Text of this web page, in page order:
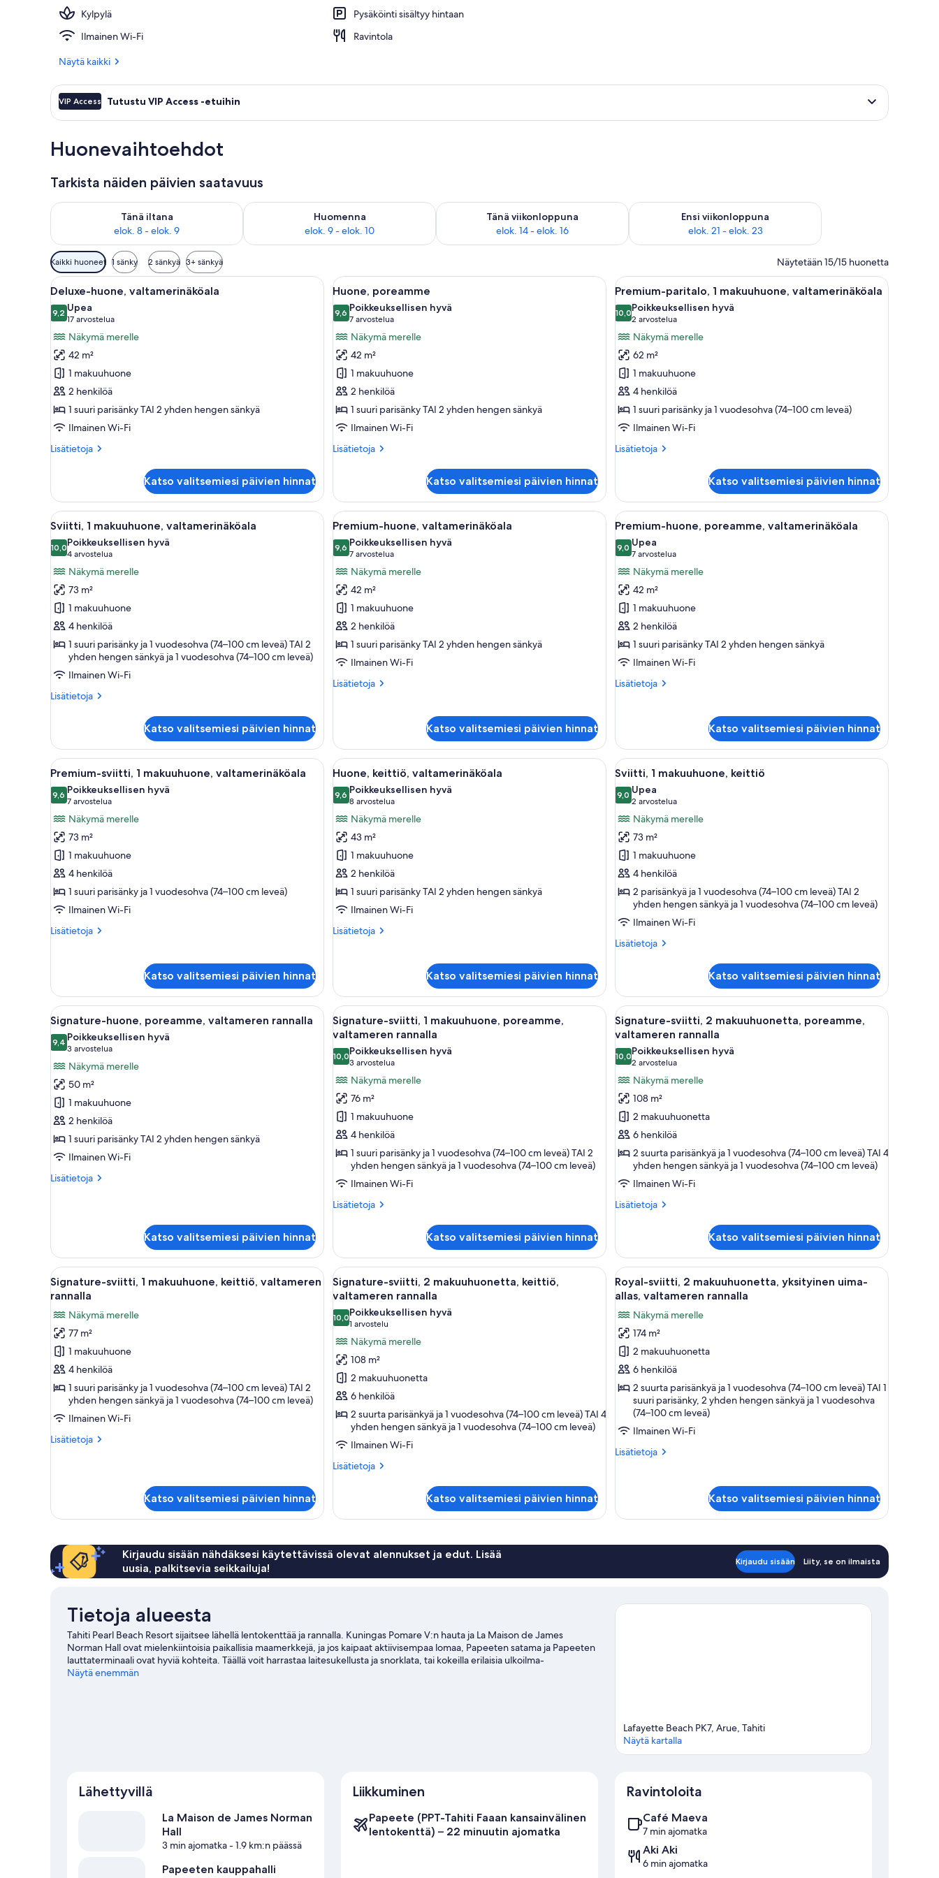
Kylpylä
Pysäköinti sisältyy hintaan
Ilmainen Wi-Fi
Ravintola
Näytä kaikki
VIP Access Tutustu VIP Access -etuihin
Huonevaihtoehdot
Tarkista näiden päivien saatavuus
Tänä iltana
elok. 8 - elok. 9
Tarkista tämän illan saatavuus elok. 8 - elok. 9
Huomenna
elok. 9 - elok. 10
Tarkista huomisen saatavuus elok. 9 - elok. 10
Tänä viikonloppuna
elok. 14 - elok. 16
Tarkista tämän viikonlopun saatavuus elok. 14 - elok. 16
Ensi viikonloppuna
elok. 21 - elok. 23
Tarkista ensi viikonlopun saatavuus elok. 21 - elok. 23
Huoneille
saatavilla
olevia
suodattimia
Kaikki huoneet 1 sänky 2 sänkyä 3+ sänkyä Näytetään 15/15 huonetta
Avaa
kaikki
huonetyypin
Deluxe-
huone,
valtamerinäköala
kuvat
Hotellihuone, jossa on sänky, työpöytä, tuoli ja parveke, jolta on näkymä rannalle ja merelle.
5
Deluxe-huone, valtamerinäköala
9,29,2 kautta 10
Upea
17 arvostelua
(17
arvostelua)
Näkymä merelle
42 m²
1 makuuhuone
2 henkilöä
1 suuri parisänky TAI 2 yhden hengen sänkyä
Ilmainen Wi-Fi
Lisätietoja
Lisätietoja
valtamerinäköala
Katso valitsemiesi päivien hinnat
Avaa
kaikki
huonetyypin
Huone,
poreamme
kuvat
Hotellihuone, jossa on sänky, työpöytä, televisio, kylpyhuone ja parveke, jolta on näkymä.
7
Huone, poreamme
9,69,6 kautta 10
Poikkeuksellisen hyvä
7 arvostelua
(7
arvostelua)
Näkymä merelle
42 m²
1 makuuhuone
2 henkilöä
1 suuri parisänky TAI 2 yhden hengen sänkyä
Ilmainen Wi-Fi
Lisätietoja
Lisätietoja
Katso valitsemiesi päivien hinnat
Avaa
kaikki
huonetyypin
Premium-
paritalo,
1
makuuhuone,
valtamerinäköala
kuvat
Premium-paritalo, 1 makuuhuone,
6
Premium-paritalo, 1 makuuhuone, valtamerinäköala
10,010,0 kautta 10
Poikkeuksellisen hyvä
2 arvostelua
(2
arvostelua)
Näkymä merelle
62 m²
1 makuuhuone
4 henkilöä
1 suuri parisänky ja 1 vuodesohva (74–100 cm leveä)
Ilmainen Wi-Fi
Lisätietoja
Lisätietoja
1
makuuhuone,
valtamerinäköala
Katso valitsemiesi päivien hinnat
Avaa
kaikki
huonetyypin
Sviitti,
1
makuuhuone,
valtamerinäköala
kuvat
Hotellihuone, jossa on suuri sänky, kaksi yöpöytää, ikkuna verhoilla ja seinälle kiinnitetty valokuvakehys.
7
Sviitti, 1 makuuhuone, valtamerinäköala
10,010,0 kautta 10
Poikkeuksellisen hyvä
4 arvostelua
(4
arvostelua)
Näkymä merelle
73 m²
1 makuuhuone
4 henkilöä
1 suuri parisänky ja 1 vuodesohva (74–100 cm leveä) TAI 2
yhden hengen sänkyä ja 1 vuodesohva (74–100 cm leveä)
Ilmainen Wi-Fi
Lisätietoja
Lisätietoja
makuuhuone,
valtamerinäköala
Katso valitsemiesi päivien hinnat
Avaa
kaikki
huonetyypin
Premium-
huone,
valtamerinäköala
kuvat
Hotellihuone, jossa on sänky, työpöytä, tuoli ja parveke, jolta on näkymä rannalle ja merelle.
5
Premium-huone, valtamerinäköala
9,69,6 kautta 10
Poikkeuksellisen hyvä
7 arvostelua
(7
arvostelua)
Näkymä merelle
42 m²
1 makuuhuone
2 henkilöä
1 suuri parisänky TAI 2 yhden hengen sänkyä
Ilmainen Wi-Fi
Lisätietoja
Lisätietoja
Katso valitsemiesi päivien hinnat
Avaa
kaikki
huonetyypin
Premium-
huone,
poreamme,
valtamerinäköala
kuvat
Moderni kylpyhuone, jossa on erillinen
6
Premium-huone, poreamme, valtamerinäköala
9,09,0 kautta 10
Upea
7 arvostelua
(7
arvostelua)
Näkymä merelle
42 m²
1 makuuhuone
2 henkilöä
1 suuri parisänky TAI 2 yhden hengen sänkyä
Ilmainen Wi-Fi
Lisätietoja
Lisätietoja
valtamerinäköala
Katso valitsemiesi päivien hinnat
Avaa
kaikki
huonetyypin
Premium-
sviitti,
1
makuuhuone,
valtamerinäköala
kuvat
Hotellihuone, jossa on sänky, puupaneeliin asennettu televisio, peili, tuoli ja kylpyhuone, joka näkyy avoimen oven läpi.
7
Premium-sviitti, 1 makuuhuone, valtamerinäköala
9,69,6 kautta 10
Poikkeuksellisen hyvä
7 arvostelua
(7
arvostelua)
Näkymä merelle
73 m²
1 makuuhuone
4 henkilöä
1 suuri parisänky ja 1 vuodesohva (74–100 cm leveä)
Ilmainen Wi-Fi
Lisätietoja
Lisätietoja
makuuhuone,
valtamerinäköala
Katso valitsemiesi päivien hinnat
Avaa
kaikki
huonetyypin
Huone,
keittiö,
valtamerinäköala
kuvat
Hotellihuone, jossa on suuri sänky, puinen pääty ja puinen kaappi, jossa on peili.
5
Huone, keittiö, valtamerinäköala
9,69,6 kautta 10
Poikkeuksellisen hyvä
8 arvostelua
(8
arvostelua)
Näkymä merelle
43 m²
1 makuuhuone
2 henkilöä
1 suuri parisänky TAI 2 yhden hengen sänkyä
Ilmainen Wi-Fi
Lisätietoja
Lisätietoja
Katso valitsemiesi päivien hinnat
Avaa
kaikki
huonetyypin
Sviitti,
1
makuuhuone,
keittiö
kuvat
Moderni keittiö, jossa on suuri
8
Sviitti, 1 makuuhuone, keittiö
9,09,0 kautta 10
Upea
2 arvostelua
(2
arvostelua)
Näkymä merelle
73 m²
1 makuuhuone
4 henkilöä
2 parisänkyä ja 1 vuodesohva (74–100 cm leveä) TAI 2
yhden hengen sänkyä ja 1 vuodesohva (74–100 cm leveä)
Ilmainen Wi-Fi
Lisätietoja
Lisätietoja
makuuhuone,
keittiö
Katso valitsemiesi päivien hinnat
Avaa
kaikki
huonetyypin
Signature-
huone,
poreamme,
valtameren
rannalla
kuvat
Moderni hotellihuone, jossa on suuri sänky, pieni pöytä ja oleskelualue, kylpyamme ja suuri peili.
13
Signature-huone, poreamme, valtameren rannalla
9,49,4 kautta 10
Poikkeuksellisen hyvä
3 arvostelua
(3
arvostelua)
Näkymä merelle
50 m²
1 makuuhuone
2 henkilöä
1 suuri parisänky TAI 2 yhden hengen sänkyä
Ilmainen Wi-Fi
Lisätietoja
Lisätietoja
rannalla
Katso valitsemiesi päivien hinnat
Avaa
kaikki
huonetyypin
Signature-
sviitti,
1
makuuhuone,
poreamme,
valtameren
rannalla
kuvat
Moderni olohuone, jossa on sohva, nojatuoli ja pyöreä sohvapöytä.
19
Signature-sviitti, 1 makuuhuone, poreamme,
valtameren rannalla
10,010,0 kautta 10
Poikkeuksellisen hyvä
3 arvostelua
(3
arvostelua)
Näkymä merelle
76 m²
1 makuuhuone
4 henkilöä
1 suuri parisänky ja 1 vuodesohva (74–100 cm leveä) TAI 2
yhden hengen sänkyä ja 1 vuodesohva (74–100 cm leveä)
Ilmainen Wi-Fi
Lisätietoja
Lisätietoja
1
makuuhuone,
poreamme,
valtameren
Katso valitsemiesi päivien hinnat
Avaa
kaikki
huonetyypin
Signature-
sviitti,
2
makuuhuonetta,
poreamme,
valtameren
rannalla
kuvat
Moderni makuuhuone, jossa on suuri
19
Signature-sviitti, 2 makuuhuonetta, poreamme,
valtameren rannalla
10,010,0 kautta 10
Poikkeuksellisen hyvä
2 arvostelua
(2
arvostelua)
Näkymä merelle
108 m²
2 makuuhuonetta
6 henkilöä
2 suurta parisänkyä ja 1 vuodesohva (74–100 cm leveä) TAI 4
yhden hengen sänkyä ja 1 vuodesohva (74–100 cm leveä)
Ilmainen Wi-Fi
Lisätietoja
Lisätietoja
2
makuuhuonetta,
poreamme,
valtameren
rannalla
Katso valitsemiesi päivien hinnat
Avaa
kaikki
Signature-
sviitti,
makuuhuone,
keittiö,
valtameren
rannalla
kuvat
Moderni olohuone, jossa on sohva, pyöreä sohvapöytä ja näkymä merelle.
15
Signature-sviitti, 1 makuuhuone, keittiö, valtameren
rannalla
Näkymä merelle
77 m²
1 makuuhuone
4 henkilöä
1 suuri parisänky ja 1 vuodesohva (74–100 cm leveä) TAI 2
yhden hengen sänkyä ja 1 vuodesohva (74–100 cm leveä)
Ilmainen Wi-Fi
Lisätietoja
Lisätietoja
keittiö,
Katso valitsemiesi päivien hinnat
Avaa
kaikki
huonetyypin
Signature-
sviitti,
2
makuuhuonetta,
keittiö,
valtameren
rannalla
kuvat
Moderni keittiö, jossa on sisäänrakennettu jääkaappi, mikroaaltouuni ja pesukone. Keittiössä on ruokapöytä ja
15
Signature-sviitti, 2 makuuhuonetta, keittiö,
valtameren rannalla
10,010,0 kautta 10
Poikkeuksellisen hyvä
1 arvostelu
(1
arvostelu)
Näkymä merelle
108 m²
2 makuuhuonetta
6 henkilöä
2 suurta parisänkyä ja 1 vuodesohva (74–100 cm leveä) TAI 4
yhden hengen sänkyä ja 1 vuodesohva (74–100 cm leveä)
Ilmainen Wi-Fi
Lisätietoja
Lisätietoja
2
valtameren
Katso valitsemiesi päivien hinnat
Avaa
kaikki
huonetyypin
Royal-
sviitti,
2
makuuhuonetta,
yksityinen
uima-
allas,
valtameren
rannalla
Moderni hotellihuone, jossa on suuri sänky,
12
Royal-sviitti, 2 makuuhuonetta, yksityinen uima-
allas, valtameren rannalla
Näkymä merelle
174 m²
2 makuuhuonetta
6 henkilöä
2 suurta parisänkyä ja 1 vuodesohva (74–100 cm leveä) TAI 1
suuri parisänky, 2 yhden hengen sänkyä ja 1 vuodesohva
(74–100 cm leveä)
Ilmainen Wi-Fi
Lisätietoja
Lisätietoja
makuuhuonetta,
rannalla
Katso valitsemiesi päivien hinnat
Kirjaudu sisään nähdäksesi käytettävissä olevat alennukset ja edut. Lisää
uusia, palkitsevia seikkailuja!
Kirjaudu sisään Liity, se on ilmaista
Tietoja alueesta
Tahiti Pearl Beach Resort sijaitsee lähellä lentokenttää ja rannalla. Kuningas Pomare V:n hauta ja La Maison de James
Norman Hall ovat mielenkiintoisia paikallisia maamerkkejä, ja jos kaipaat aktiivisempaa lomaa, Papeeten satama ja Papeeten
lauttaterminaali ovat hyviä kohteita. Täällä voit harrastaa laitesukellusta ja snorklata, tai kokeilla erilaisia ulkoilma-
aktiviteetteja, joihin kuuluu muun muassa maastopyöräily ja ekokiertomatkat nearby.
Näytä enemmän
Lafayette Beach PK7, Arue, Tahiti
Näytä kartalla
Lähettyvillä
La Maison de James Norman
Hall
3 min ajomatka- 1.9 km:n päässä
Papeeten kauppahalli
Liikkuminen
Papeete (PPT-Tahiti Faaan kansainvälinen
lentokenttä) – 22 minuutin ajomatka
Ravintoloita
Café Maeva
7 min ajomatka
Aki Aki
6 min ajomatka